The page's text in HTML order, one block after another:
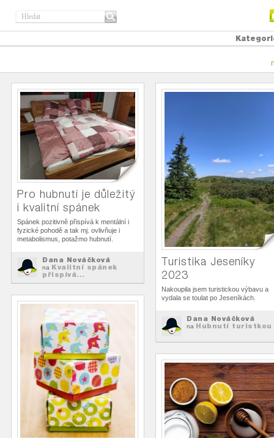
Pro hubnutí je důležitý
i kvalitní spánek
Spánek pozitivně přispívá k mentální i
fyzické pohodě a tak mj. ovlivňuje i
metabolismus, potažmo hubnutí.
Dana Nováčková
na Kvalitní spánek
přispívá...
Turistika Jeseníky
2023
Nakoupila jsem turistickou výbavu a
vydala se toulat po Jeseníkách.
Dana Nováčková
na Hubnutí turistkou